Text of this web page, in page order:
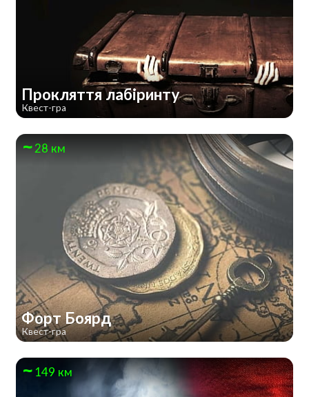
Прокляття лабіринту
Квест-гра
28 км
Форт Боярд
Квест-гра
149 км